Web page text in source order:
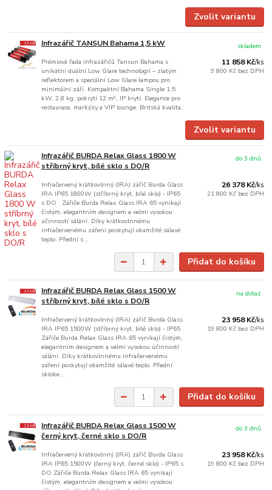
Zvolit variantu
Infrazářič TANSUN Bahama 1,5 kW
Prémiová řada infrazářičů Tansun Bahama s
unikátní duální Low Glare technologií – zlatým
reflektorem a speciální Low Glare lampou pro
minimální záři. Kompaktní Bahama Single 1,5
kW, 2,8 kg, pokrytí 12 m², IP krytí. Elegance pro
restaurace, markýzy a VIP lounge. Britská kvalita.
11 858 Kč/ks
9 800 Kč bez DPH
skladem
Zvolit variantu
Infrazářič BURDA Relax Glass 1800 W
stříbrný kryt, bílé sklo s DO/R
Infračervený krátkovlnný (IRA) zářič Burda Glass
IRA IP65 1800W (stříbrný kryt, bílé sklo) - IP65
s DO Zářiče Burda Relax Glass IRA 65 vynikají
čistým, elegantním designem a velmi vysokou
účinností sálání. Díky krátkovlnnému
infračervenému záření poskytují okamžité sálavé
teplo. Přední s...
26 378 Kč/ks
21 800 Kč bez DPH
do 3 dnů
Přidat do košíku
Infrazářič BURDA Relax Glass 1500 W
stříbrný kryt, bílé sklo s DO/R
Infračervený krátkovlnný (IRA) zářič Burda Glass
IRA IP65 1500W (stříbrný kryt, bílé sklo) - IP65
Zářiče Burda Relax Glass IRA 65 vynikají čistým,
elegantním designem a velmi vysokou účinností
sálání. Díky krátkovlnnému infračervenému
záření poskytují okamžité sálavé teplo. Přední
skloke...
23 958 Kč/ks
19 800 Kč bez DPH
na dotaz
Přidat do košíku
Infrazářič BURDA Relax Glass 1500 W
černý kryt, černé sklo s DO/R
Infračervený krátkovlnný (IRA) zářič Burda Glass
IRA IP65 1500W (černý kryt, černé sklo) - IP65 s
DO Zářiče Burda Relax Glass IRA 65 vynikají
čistým, elegantním designem a velmi vysokou
23 958 Kč/ks
19 800 Kč bez DPH
do 3 dnů